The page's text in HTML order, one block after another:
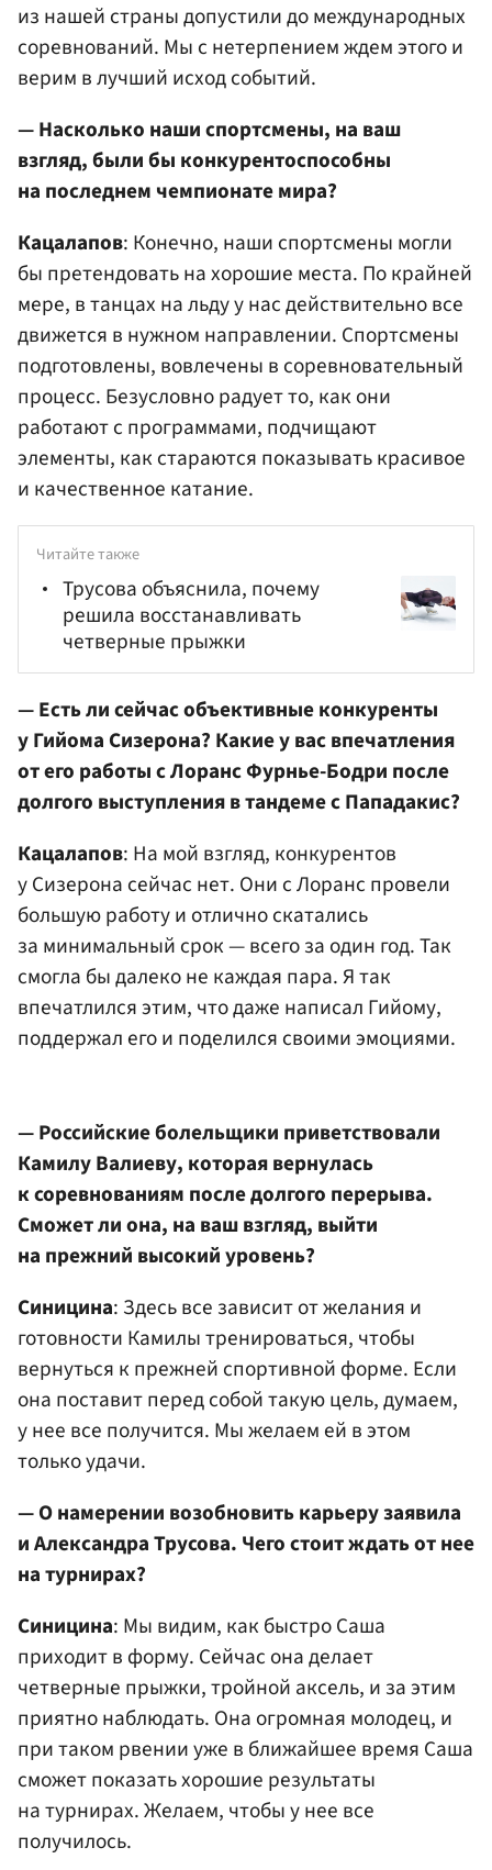
из нашей страны допустили до международных
соревнований. Мы с нетерпением ждем этого и
верим в лучший исход событий.
— Насколько наши спортсмены, на ваш
взгляд, были бы конкурентоспособны
на последнем чемпионате мира?
Кацалапов: Конечно, наши спортсмены могли
бы претендовать на хорошие места. По крайней
мере, в танцах на льду у нас действительно все
движется в нужном направлении. Спортсмены
подготовлены, вовлечены в соревновательный
процесс. Безусловно радует то, как они
работают с программами, подчищают
элементы, как стараются показывать красивое
и качественное катание.
Читайте также
Трусова объяснила, почему
решила восстанавливать
четверные прыжки
— Есть ли сейчас объективные конкуренты
у Гийома Сизерона? Какие у вас впечатления
от его работы с Лоранс Фурнье-Бодри после
долгого выступления в тандеме с Пападакис?
Кацалапов: На мой взгляд, конкурентов
у Сизерона сейчас нет. Они с Лоранс провели
большую работу и отлично скатались
за минимальный срок — всего за один год. Так
смогла бы далеко не каждая пара. Я так
впечатлился этим, что даже написал Гийому,
поддержал его и поделился своими эмоциями.
— Российские болельщики приветствовали
Камилу Валиеву, которая вернулась
к соревнованиям после долгого перерыва.
Сможет ли она, на ваш взгляд, выйти
на прежний высокий уровень?
Синицина: Здесь все зависит от желания и
готовности Камилы тренироваться, чтобы
вернуться к прежней спортивной форме. Если
она поставит перед собой такую цель, думаем,
у нее все получится. Мы желаем ей в этом
только удачи.
— О намерении возобновить карьеру заявила
и Александра Трусова. Чего стоит ждать от нее
на турнирах?
Синицина: Мы видим, как быстро Саша
приходит в форму. Сейчас она делает
четверные прыжки, тройной аксель, и за этим
приятно наблюдать. Она огромная молодец, и
при таком рвении уже в ближайшее время Саша
сможет показать хорошие результаты
на турнирах. Желаем, чтобы у нее все
получилось.